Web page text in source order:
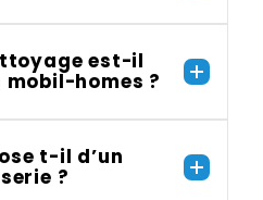
est-il
mobil-homes ?
t-il d’un
?